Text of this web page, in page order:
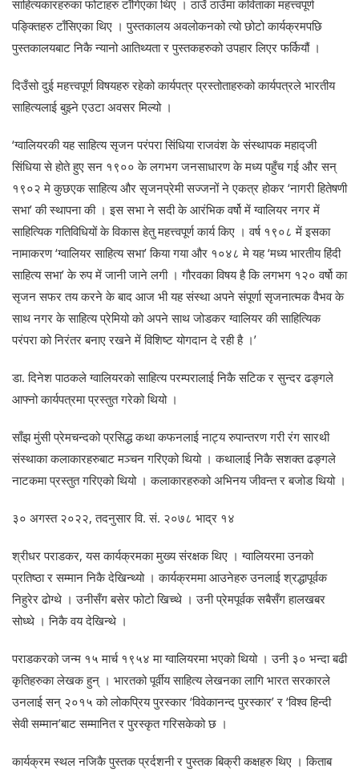
साहित्यकारहरुका फोटाहरु टाँगिएका थिए । ठाउँ ठाउँमा कविताका महत्त्वपूर्ण
पङ्क्तिहरु टाँसिएका थिए । पुस्तकालय अवलोकनको त्यो छोटो कार्यक्रमपछि
पुस्तकालयबाट निकै न्यानो आतिथ्यता र पुस्तकहरुको उपहार लिएर फर्कियौं ।
दिउँसो दुई महत्त्वपूर्ण विषयहरु रहेको कार्यपत्र प्रस्तोताहरुको कार्यपत्रले भारतीय
साहित्यलाई बुझ्ने एउटा अवसर मिल्यो ।
‘ग्वालियरकी यह साहित्य सृजन परंपरा सिंधिया राजवंश के संस्थापक महाद्जी
सिंधिया से होते हुए सन १९०० के लगभग जनसाधारण के मध्य पहुँच गई और सन्
१९०२ मे कुछएक साहित्य और सृजनप्रेमी सज्जनों ने एकत्र होकर ‘नागरी हितेषणी
सभा’ की स्थापना की । इस सभा ने सदी के आरंभिक वर्षो में ग्वालियर नगर में
साहित्यिक गतिविधियों के विकास हेतु महत्त्वपूर्ण कार्य किए । वर्ष १९०८ में इसका
नामाकरण ‘ग्वालियर साहित्य सभा’ किया गया और १०४८ मे यह ‘मध्य भारतीय हिंदी
साहित्य सभा’ के रुप में जानी जाने लगी । गौरवका विषय है कि लगभग १२० वर्षो का
सृजन सफर तय करने के बाद आज भी यह संस्था अपने संपूर्णा सृजनात्मक वैभव के
साथ नगर के साहित्य प्रेमियो को अपने साथ जोडकर ग्वालियर की साहित्यिक
परंपरा को निरंतर बनाए रखने में विशिष्ट योगदान दे रही है ।’
डा. दिनेश पाठकले ग्वालियरको साहित्य परम्परालाई निकै सटिक र सुन्दर ढङ्गले
आफ्नो कार्यपत्रमा प्रस्तुत गरेको थियो ।
साँझ मुंसी प्रेमचन्दको प्रसिद्ध कथा कफनलाई नाट्य रुपान्तरण गरी रंग सारथी
संस्थाका कलाकारहरुबाट मञ्चन गरिएको थियो । कथालाई निकै सशक्त ढङ्गले
नाटकमा प्रस्तुत गरिएको थियो । कलाकारहरुको अभिनय जीवन्त र बजोड थियो ।
३० अगस्त २०२२, तदनुसार वि. सं. २०७८ भाद्र १४
श्रीधर पराडकर, यस कार्यक्रमका मुख्य संरक्षक थिए । ग्वालियरमा उनको
प्रतिष्ठा र सम्मान निकै देखिन्थ्यो । कार्यक्रममा आउनेहरु उनलाई श्रद्धापूर्वक
निहुरेर ढोग्थे । उनीसँग बसेर फोटो खिच्थे । उनी प्रेमपूर्वक सबैसँग हालखबर
सोध्थे । निकै वय देखिन्थे ।
पराडकरको जन्म १५ मार्च १९५४ मा ग्वालियरमा भएको थियो । उनी ३० भन्दा बढी
कृतिहरुका लेखक हुन् । भारतको पूर्वीय साहित्य लेखनका लागि भारत सरकारले
उनलाई सन् २०१५ को लोकप्रिय पुरस्कार ‘विवेकानन्द पुरस्कार’ र ‘विश्व हिन्दी
सेवी सम्मान’बाट सम्मानित र पुरस्कृत गरिसकेको छ ।
कार्यक्रम स्थल नजिकै पुस्तक प्रर्दशनी र पुस्तक बिक्री कक्षहरु थिए । किताब